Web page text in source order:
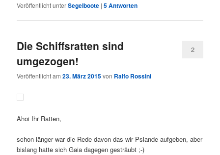
Veröffentlicht unterSegelboote |5Antworten
Die Schiffsratten sind
umgezogen!
Veröffentlicht am23. März 2015von Ralfo Rossini
2
Ahoi Ihr Ratten,
schon länger war die Rede davon das wir Pslande aufgeben, aber
bislang hatte sich Gaia dagegen gesträubt ;-)